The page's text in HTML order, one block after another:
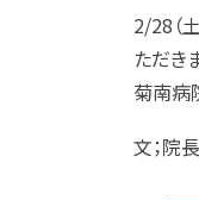
2/28（
ただき
菊南病
文；院